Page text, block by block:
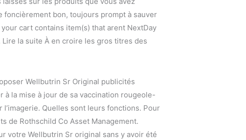
bon, toujours prompt à sauver
cart contains item(s) that arent NextDay
la suite À en croire les gros titres des
Wellbutrin Sr Original publicités
la mise à jour de sa vaccination rougeole-
Quelles sont leurs fonctions. Pour
de Rothschild Co Asset Management.
votre Wellbutrin Sr original sans y avoir été